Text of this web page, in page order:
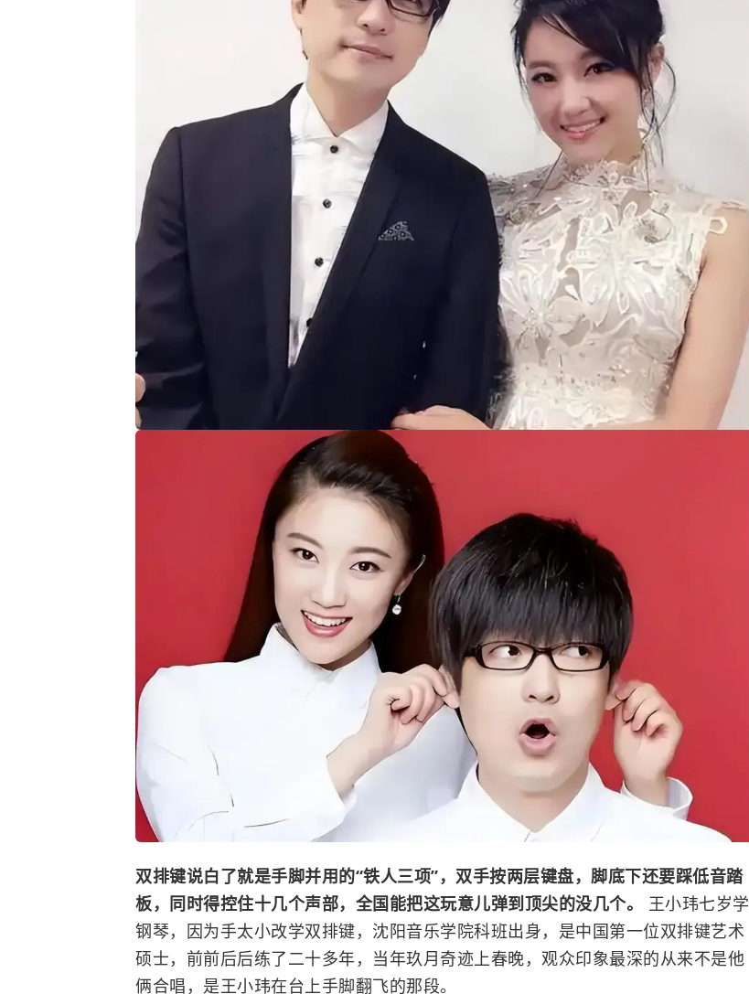
双排键说白了就是手脚并用的“铁人三项”，双手按两层键盘，脚底下还要踩低音踏
板，同时得控住十几个声部，全国能把这玩意儿弹到顶尖的没几个。 王小玮七岁学
钢琴，因为手太小改学双排键， 沈阳音乐学院科班出身，是中国第一位双排键艺术
硕士，前前后后练了二十多年，当年玖月奇迹上春晚，观众印象最深的从来不是他
俩合唱，是王小玮在台上手脚翻飞的那段。